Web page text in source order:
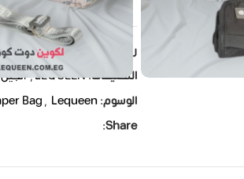
رمز المنتج:
Uni-Horse
التصنيفات:LEQUEEN
,
الوسوم:
Bag, Lequeen
Share: